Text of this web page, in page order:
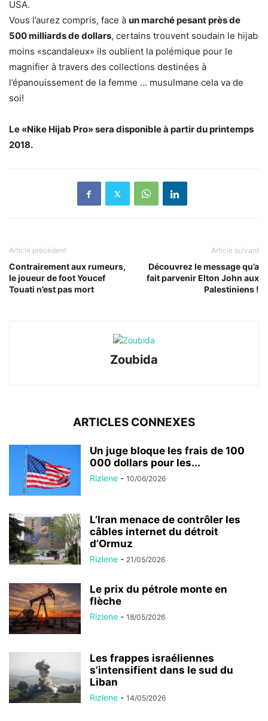
USA.
Vous l’aurez compris, face à un marché pesant près de
500 milliards de dollars, certains trouvent soudain le hijab
moins «scandaleux» ils oublient la polémique pour le
magnifier à travers des collections destinées à
l’épanouissement de la femme … musulmane cela va de
soi!
Le «Nike Hijab Pro» sera disponible à partir du printemps
2018.
Article précédent
Contrairement aux rumeurs,
le joueur de foot Youcef
Touati n’est pas mort
Article suivant
Découvrez le message qu’a
fait parvenir Elton John aux
Palestiniens !
Zoubida
ARTICLES CONNEXES
Un juge bloque les frais de 100
000 dollars pour les...
Rizlene - 10/06/2026
L’Iran menace de contrôler les
câbles internet du détroit
d’Ormuz
Rizlene - 21/05/2026
Le prix du pétrole monte en
flèche
Rizlene - 18/05/2026
Les frappes israéliennes
s’intensifient dans le sud du
Liban
Rizlene - 14/05/2026